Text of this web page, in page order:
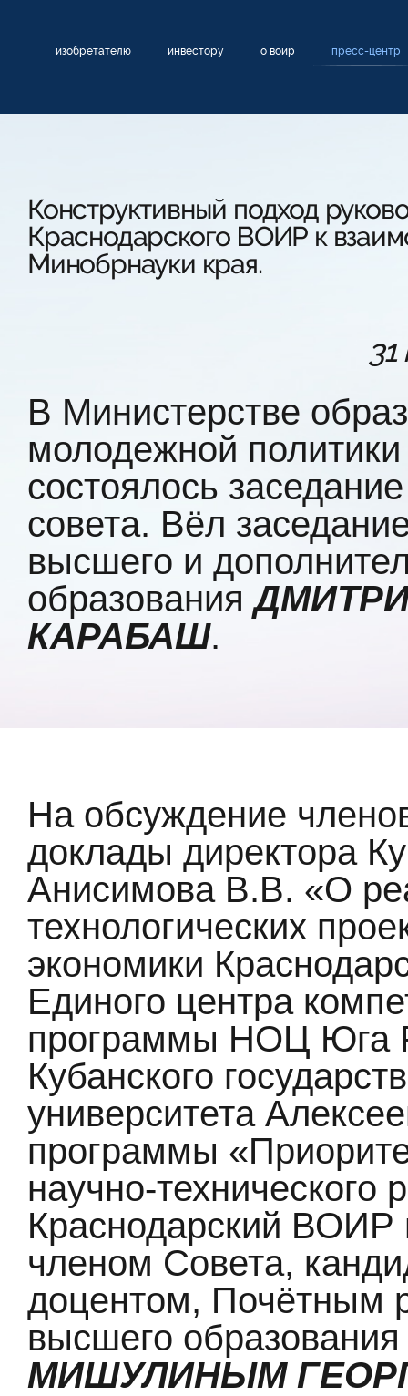
изобретателю инвестору о воир пресс-центр
Конструктивный подход
Краснодарского ВОИР к
Минобрнауки края.
31
В Министерстве
молодежной политики
состоялось
совета. Вёл
высшего и
образования
КАРАБАШ.
На обсуждение
доклады директора
Анисимова В.В. «О
технологических
экономики
Единого центра
программы НОЦ Юга
Кубанского
университета
программы
научно-технического
Краснодарский ВОИР
членом Совета,
доцентом, Почётным
высшего
МИШУЛИНЫМ